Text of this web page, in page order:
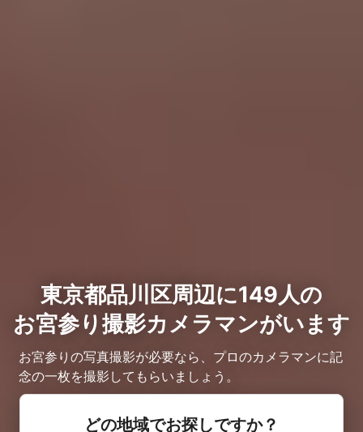
東京都品川区周辺に149人の
お宮参り撮影カメラマンがいます
お宮参りの写真撮影が必要なら、プロのカメラマンに記
念の一枚を撮影してもらいましょう。
どの地域でお探しですか？